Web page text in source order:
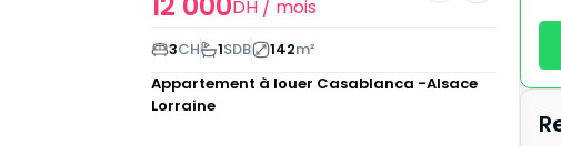
DH/ mois
3CH 1SDB 142m²
Appartement à louer Casablanca -Alsace
Lorraine